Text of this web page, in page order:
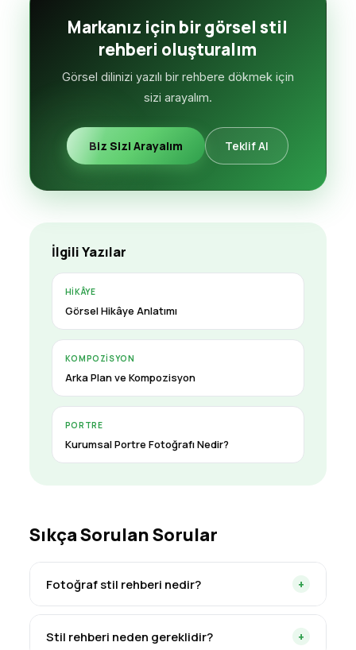
Markanız için bir görsel stil
rehberi oluşturalım
Görsel dilinizi yazılı bir rehbere dökmek için
sizi arayalım.
Biz Sizi Arayalım Teklif Al
İlgili Yazılar
HIKÂYE
Görsel Hikâye Anlatımı
KOMPOZISYON
Arka Plan ve Kompozisyon
PORTRE
Kurumsal Portre Fotoğrafı Nedir?
Sıkça Sorulan Sorular
Fotoğraf stil rehberi nedir? +
Markanın görsel dilini yazılı kurallara döken
bir belgedir. Hangi ışığın, renklerin ve
Stil rehberi neden gereklidir? +